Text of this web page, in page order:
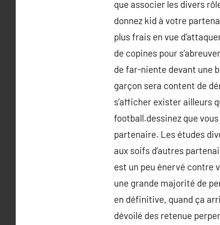
que associer les divers
donnez kid à votre
plus frais en vue
de copines pour
de far-niente devant une
garçon sera content de
s’afficher exister ailleurs
football.dessinez que
partenaire. Les études
aux soifs d’autres
est un peu énervé contre
une grande majorité de
en définitive, quand ça
dévoilé des retenue